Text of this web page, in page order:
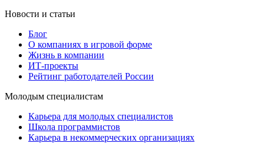
Новости и статьи
Блог
О компаниях в игровой форме
Жизнь в компании
ИТ-проекты
Рейтинг работодателей России
Молодым специалистам
Карьера для молодых специалистов
Школа программистов
Карьера в некоммерческих организациях